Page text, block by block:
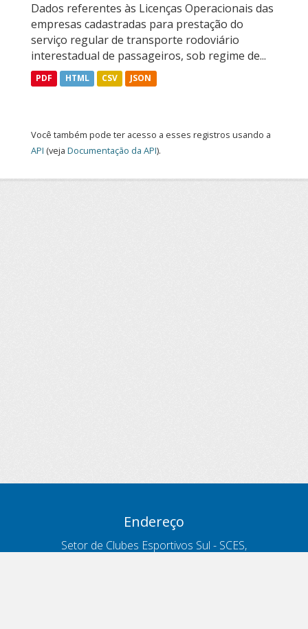
Dados referentes às Licenças Operacionais das
empresas cadastradas para prestação do
serviço regular de transporte rodoviário
interestadual de passageiros, sob regime de...
PDF HTML CSV JSON
Você também pode ter acesso a esses registros usando a
API (veja Documentação da API).
Endereço
Setor de Clubes Esportivos Sul - SCES,